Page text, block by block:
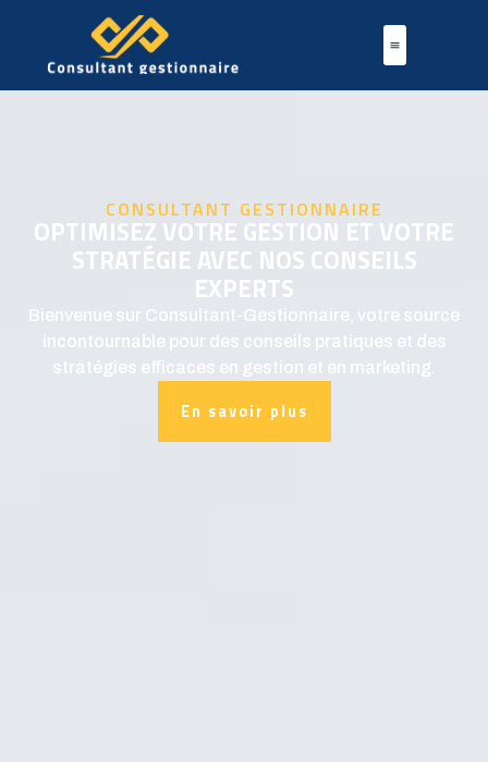
CONSULTANT GESTIONNAIRE
OPTIMISEZ VOTRE GESTION ET VOTRE
STRATÉGIE AVEC NOS CONSEILS
EXPERTS
Bienvenue sur Consultant-Gestionnaire, votre source
incontournable pour des conseils pratiques et des
stratégies efficaces en gestion et en marketing.
En savoir plus